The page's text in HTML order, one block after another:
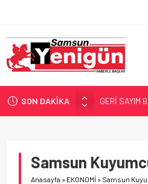
SON DAKİKA
GERİ SAYIM
İŞTE FINDIK
YÖNETİCİ
Samsun
Anasayfa » EKONOMİ » Samsun